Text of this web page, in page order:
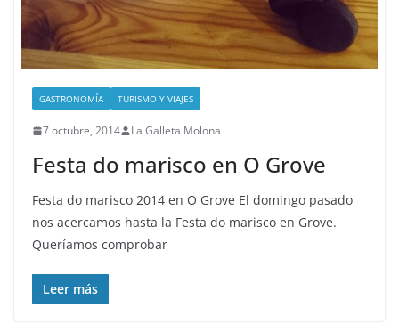
GASTRONOMÍA TURISMO Y VIAJES
7 octubre, 2014 La Galleta Molona
Festa do marisco en O Grove
Festa do marisco 2014 en O Grove El domingo pasado
nos acercamos hasta la Festa do marisco en Grove.
Queríamos comprobar
Leer más